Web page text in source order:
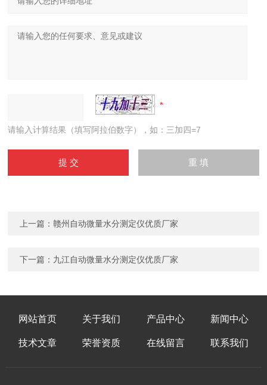
请输入计算结果（填写阿拉伯数字），如：三加四=7
上一篇：赣州自动微量水分测定仪优质厂家
下一篇： 九江自动微量水分测定仪优质厂家
网站首页 关于我们 产品中心 新闻中心
技术文章 荣誉资质 在线留言 联系我们